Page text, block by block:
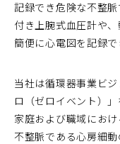
記録でき危険な不整
付き上腕式血圧計や
簡便に心電図を記録
当社は循環器事業ビ
ロ（ゼロイベント）
家庭および職域にお
不整脈である心房細